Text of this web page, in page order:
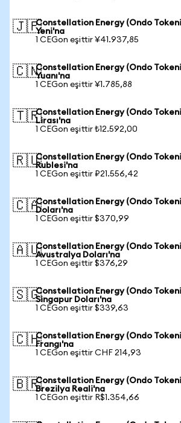
🇯🇵Constellation Energy (Ondo
Yeni'na
1 CEGon eşittir ¥41.937,85
🇨🇳Constellation Energy (Ondo
Yuanı'na
1 CEGon eşittir ¥1.785,88
🇹🇷Constellation Energy (Ondo
Lirası'na
1 CEGon eşittir ₺12.592,00
🇷🇺Constellation Energy (Ondo
Rublesi'na
1 CEGon eşittir ₽21.556,42
🇨🇦Constellation Energy (Ondo
Doları'na
1 CEGon eşittir $370,99
🇦🇺Constellation Energy (Ondo
Avustralya Doları'na
1 CEGon eşittir $376,29
🇸🇬Constellation Energy (Ondo
Singapur Doları'na
1 CEGon eşittir $339,63
🇨🇭Constellation Energy (Ondo
Frangı'na
1 CEGon eşittir CHF 214,93
🇧🇷Constellation Energy (Ondo
Brezilya Reali'na
1 CEGon eşittir R$1.354,66